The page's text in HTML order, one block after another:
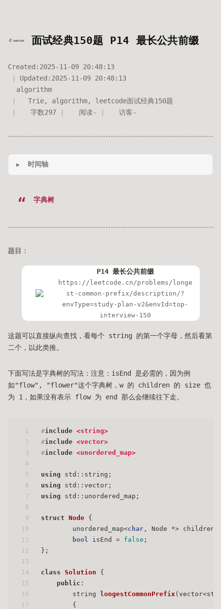
面试经典150题 P14 最长公共前缀
Created: 2025-11-09 20:48:13
Updated: 2025-11-09 20:48:13
algorithm
Trie, algorithm, leetcode面试经典150题
字数297 阅读- 访客-
时间轴
字典树
题目：
P14 最长公共前缀
https://leetcode.cn/problems/longe
st-common-prefix/description/?
envType=study-plan-v2&envId=top-
interview-150
这题可以直接纵向查找，看每个 string 的第一个字母，然后看第
二个，以此类推。
下面写法是字典树的写法：注意：isEnd 是必需的，因为例
如"flow", "flower"这个字典树，w 的 children 的 size 也
为 1，如果没有表示 flow 为 end 那么会继续往下走。
1
2
3
4
5
6
7
8
9
10
11
12
13
14
15
16
17
#include <string>
#include <vector>
#include <unordered_map>
using std::string;
using std::vector;
using std::unordered_map;
struct Node {
	unordered_map<
char , Node *> children;
bool isEnd = false ;
};
class Solution {
public :
string
longestCommonPrefix
{